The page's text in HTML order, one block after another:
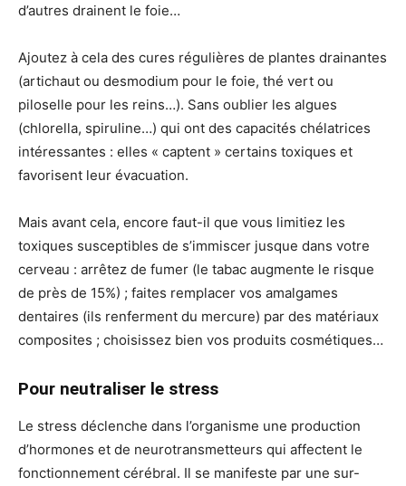
d’autres drainent le foie…
Ajoutez à cela des cures régulières de plantes drainantes
(artichaut ou desmodium pour le foie, thé vert ou
piloselle pour les reins…). Sans oublier les algues
(chlorella, spiruline…) qui ont des capacités chélatrices
intéressantes : elles « captent » certains toxiques et
favorisent leur évacuation.
Mais avant cela, encore faut-il que vous limitiez les
toxiques susceptibles de s’immiscer jusque dans votre
cerveau : arrêtez de fumer (le tabac augmente le risque
de près de 15%) ; faites remplacer vos amalgames
dentaires (ils renferment du mercure) par des matériaux
composites ; choisissez bien vos produits cosmétiques…
Pour neutraliser le stress
Le stress déclenche dans l’organisme une production
d’hormones et de neurotransmetteurs qui affectent le
fonctionnement cérébral. Il se manifeste par une sur-